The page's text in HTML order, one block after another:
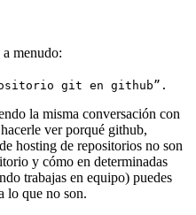
menudo:
git en github”.
la misma conversación con
ver porqué github,
hosting de repositorios no son
y cómo en determinadas
trabajas en equipo) puedes
lo que no son.